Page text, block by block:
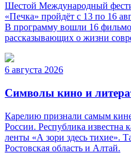
Шестой Международный
«Печка» пройдёт с 13 по 16
В программу вошли 16
рассказывающих о жизни
6 августа 2026
Символы кино и
Карелию признали самым
России. Республика известна
ленты «А зори здесь тихие».
Ростовская область и Алтай.